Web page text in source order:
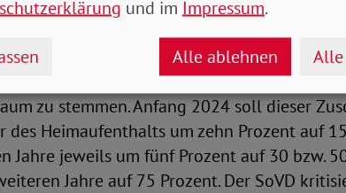
Je nach Pflegegrad der betreuten
901 Euro.
sind die zu leistenden Eigenanteile
zu stemmen. Anfang 2024 soll dieser
des Heimaufenthalts um zehn Prozent auf
Jahre jeweils um fünf Prozent auf 30 bzw.
Jahre auf 75 Prozent. Der SoVD
und im Impressum.
Alle ablehnen Alle